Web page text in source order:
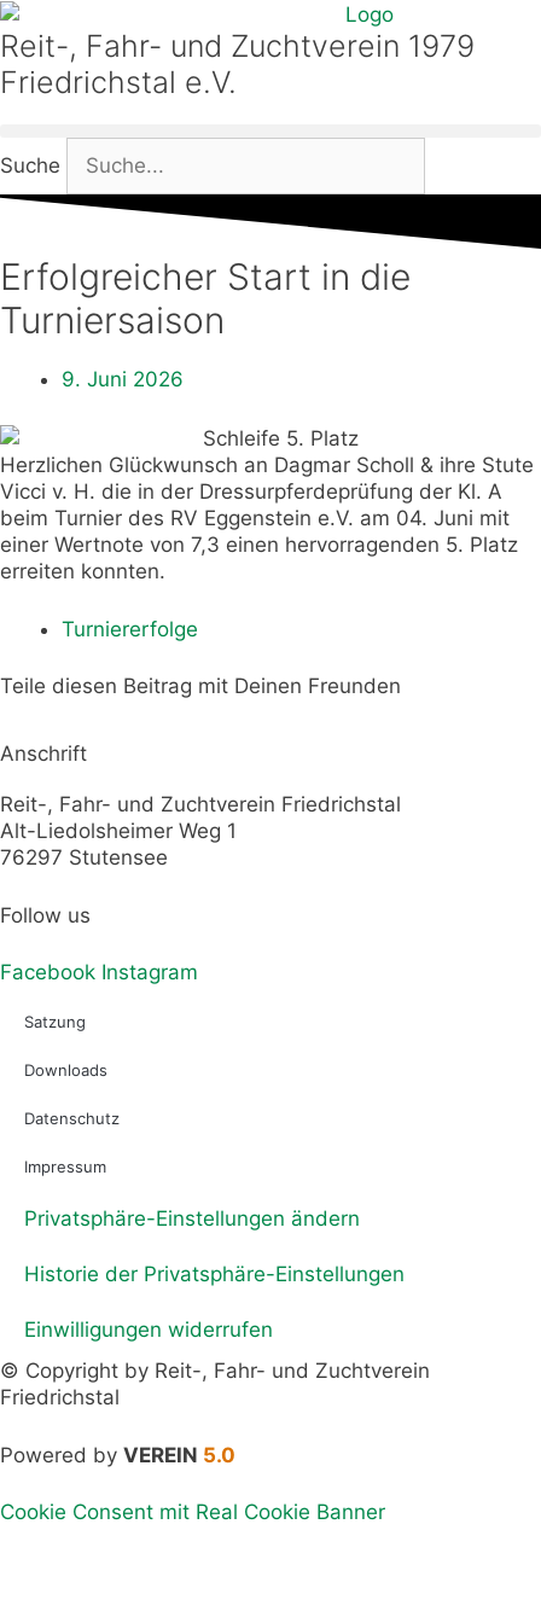
Zum
Inhalt
springen
Reit-, Fahr- und Zuchtverein 1979
Friedrichstal e.V.
Suche
Erfolgreicher Start in die
Turniersaison
9. Juni 2026
Herzlichen Glückwunsch an Dagmar Scholl & ihre Stute
Vicci v. H. die in der Dressurpferdeprüfung der Kl. A
beim Turnier des RV Eggenstein e.V. am 04. Juni mit
einer Wertnote von 7,3 einen hervorragenden 5. Platz
erreiten konnten.
Turniererfolge
Teile diesen Beitrag mit Deinen Freunden
Anschrift
Reit-, Fahr- und Zuchtverein Friedrichstal
Alt-Liedolsheimer Weg 1
76297 Stutensee
Follow us
Facebook Instagram
Satzung
Downloads
Datenschutz
Impressum
Privatsphäre-Einstellungen ändern
Historie der Privatsphäre-Einstellungen
Einwilligungen widerrufen
© Copyright by Reit-, Fahr- und Zuchtverein
Friedrichstal
Powered by VEREIN 5.0
Cookie Consent mit Real Cookie Banner